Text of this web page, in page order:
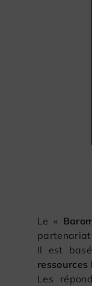
Le «
Il est
Les